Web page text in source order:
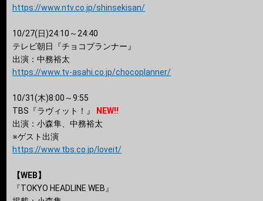
https://www.ntv.co.jp/shinsekisan/
10/27(日)24:10～24:40
テレビ朝日『チョコプランナー』
出演：中務裕太
https://www.tv-asahi.co.jp/chocoplanner/
10/31(木)8:00～9:55
TBS『ラヴィット！』
NEW!!
出演：小森隼、中務裕太
※ゲスト出演
https://www.tbs.co.jp/loveit/
【WEB】
『TOKYO HEADLINE WEB』